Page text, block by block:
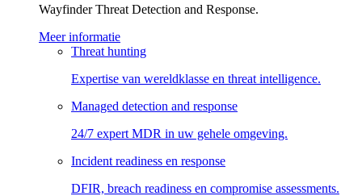
Wayfinder Threat Detection and Response.
Meer informatie
Threat hunting
Expertise van wereldklasse en threat intelligence.
Managed detection and response
24/7 expert MDR in uw gehele omgeving.
Incident readiness en response
DFIR, breach readiness en compromise assessments.